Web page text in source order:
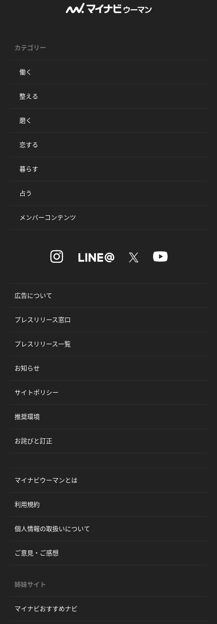
カテゴリー
働く
整える
磨く
恋する
暮らす
占う
メンバーコンテンツ
広告について
プレスリリース窓口
プレスリリース一覧
お知らせ
サイトポリシー
推奨環境
お詫びと訂正
マイナビウーマンとは
利用規約
個人情報の取扱いについて
ご意見・ご感想
姉妹サイト
マイナビおすすめナビ